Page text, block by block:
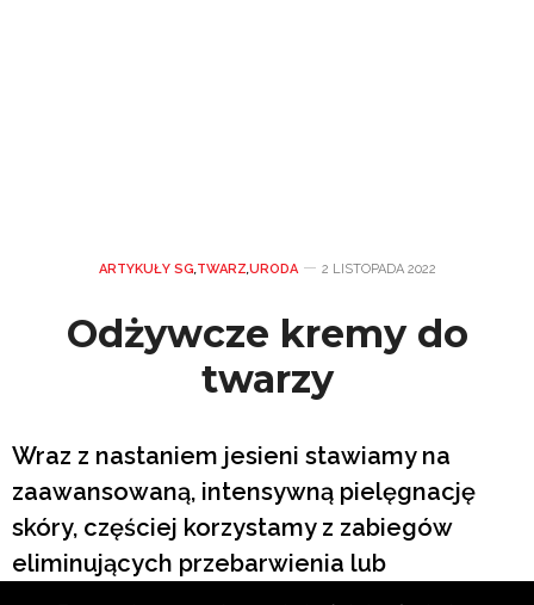
ARTYKUŁY SG,TWARZ,URODA 2 LISTOPADA 2022
Odżywcze kremy do
twarzy
Wraz z nastaniem jesieni stawiamy na
zaawansowaną, intensywną pielęgnację
skóry, częściej korzystamy z zabiegów
eliminujących przebarwienia lub
niedoskonałości, sięgamy po kosmetyki